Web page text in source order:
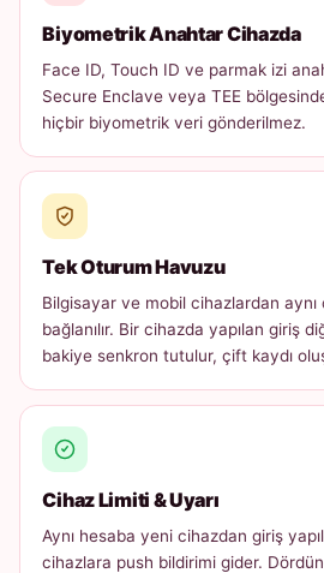
Biyometrik Anahtar Cihazda
Face ID, Touch ID ve parmak izi
Secure Enclave veya TEE
hiçbir biyometrik veri gönderilmez.
Tek Oturum Havuzu
Bilgisayar ve mobil cihazlardan
bağlanılır. Bir cihazda yapılan giriş
bakiye senkron tutulur, çift kaydı
Cihaz Limiti & Uyarı
Aynı hesaba yeni cihazdan giriş
cihazlara push bildirimi gider.